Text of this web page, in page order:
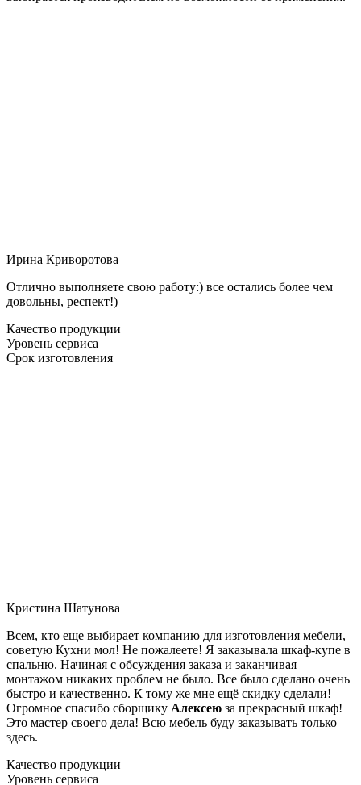
Ирина Криворотова
Отлично выполняете свою работу:) все остались более чем
довольны, респект!)
Качество продукции
Уровень сервиса
Срок изготовления
Кристина Шатунова
Всем, кто еще выбирает компанию для изготовления мебели,
советую Кухни мол! Не пожалеете! Я заказывала шкаф-купе в
спальню. Начиная с обсуждения заказа и заканчивая
монтажом никаких проблем не было. Все было сделано очень
быстро и качественно. К тому же мне ещё скидку сделали!
Огромное спасибо сборщику Алексею за прекрасный шкаф!
Это мастер своего дела! Всю мебель буду заказывать только
здесь.
Качество продукции
Уровень сервиса